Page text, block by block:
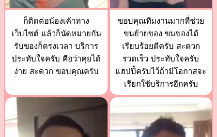
ก็ติดต่อน้องเค้าทาง
เว็บไซต์ แล้วก็นัดหมายกัน
รับของก็ตรงเวลา บริการ
ประทับใจครับ คือว่าคุยได้
ง่าย สะดวก ขอบคุณครับ
ขอบคุณทีมงานมากที่ช่วย
ขนย้ายของ ขนของได้
เรียบร้อยดีครับ สะดวก
รวดเร็ว ประทับใจครับ
แฮปปี้ครับไว้ถ้ามีโอกาสจะ
เรียกใช้บริการอีกครับ